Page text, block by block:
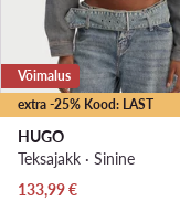
extra -25% Kood: LAST
Võimalus
HUGO
Teksajakk · Sinine
Praegune hind
133,99€